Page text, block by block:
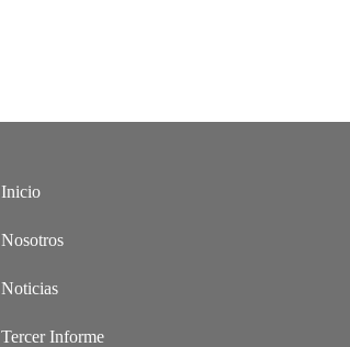
Inicio
Nosotros
Noticias
Tercer Informe